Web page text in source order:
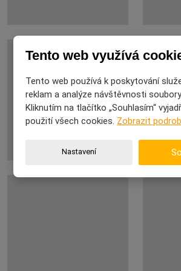
Tento web využívá
Tento web používá k poskytování
reklam a analýze návštěvnosti
Kliknutím na tlačítko „Souhlasím“
použití všech cookies. Zobrazit
Nastavení